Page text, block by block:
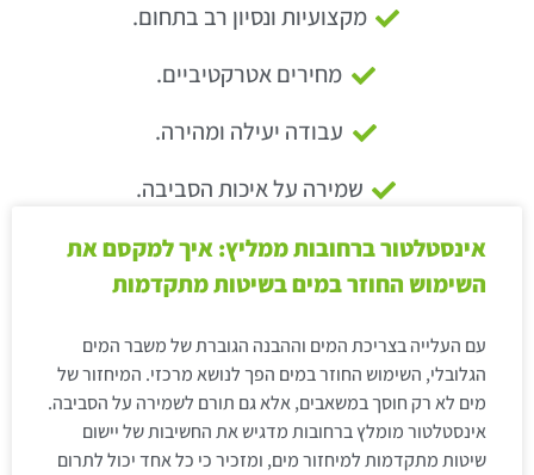
מקצועיות ונסיון רב בתחום.
מחירים אטרקטיביים.
עבודה יעילה ומהירה.
שמירה על איכות הסביבה.
אינסטלטור ברחובות ממליץ: איך למקסם את
השימוש החוזר במים בשיטות מתקדמות
עם העלייה בצריכת המים וההבנה הגוברת של משבר המים
הגלובלי, השימוש החוזר במים הפך לנושא מרכזי. המיחזור של
מים לא רק חוסך במשאבים, אלא גם תורם לשמירה על הסביבה.
אינסטלטור מומלץ ברחובות מדגיש את החשיבות של יישום
שיטות מתקדמות למיחזור מים, ומזכיר כי כל אחד יכול לתרום